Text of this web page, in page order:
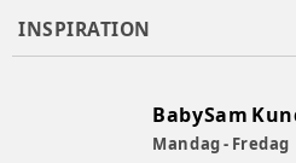
INSPIRATION
BabySam
Mandag - Fredag